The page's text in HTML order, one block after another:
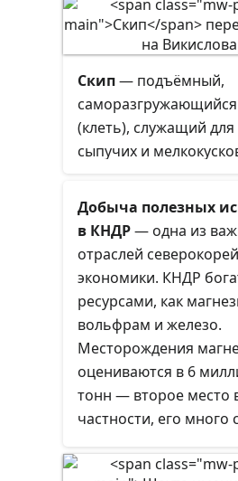
Скип— подъёмный,
(клеть), служащий
сыпучих и
по направляющим
приспособлениям
подъёмника. Скипы
подъёма на
руды и других полезных
ископаемых в горно-
металлургической
промышленности. Их
применяют для
доменные печи.
Добыча полезных
в КНДР— одна из
отраслей
экономики. КНДР
ресурсами, как
вольфрам и железо.
Месторождения
оцениваются в 6
тонн — второе место
частности, его много
и Чагандо. Однако,